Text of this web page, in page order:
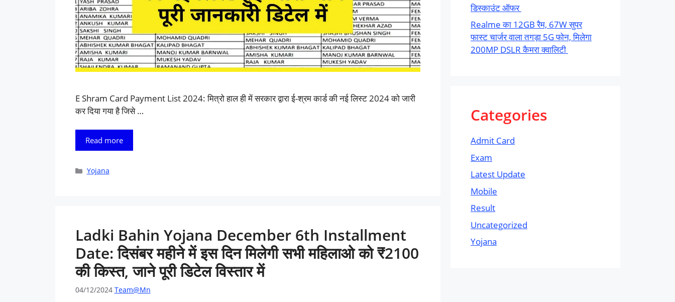
E Shram Card Payment List 2024: मित्रो हाल ही में सरकार द्वारा ई-श्रम कार्ड की नई लिस्ट 2024 को जारी
कर दिया गया है जिसे …
Read more
Categories
Yojana
Ladki Bahin Yojana December 6th Installment
Date: दिसंबर महीने में इस दिन मिलेगी सभी महिलाओ को ₹2100
की किस्त, जाने पूरी डिटेल विस्तार में
04/12/2024 Team@Mn
डिस्काउंट ऑफर
Realme का 12GB रैम, 67W सुपर
फास्ट चार्जर वाला तगड़ा 5G फोन, मिलेगा
200MP DSLR कैमरा क्वालिटी
Categories
Admit Card
Exam
Latest Update
Mobile
Result
Uncategorized
Yojana